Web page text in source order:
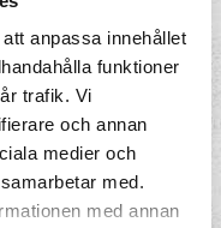
anpassa innehållet
funktioner
trafik. Vi
och annan
medier och
med.
med annan